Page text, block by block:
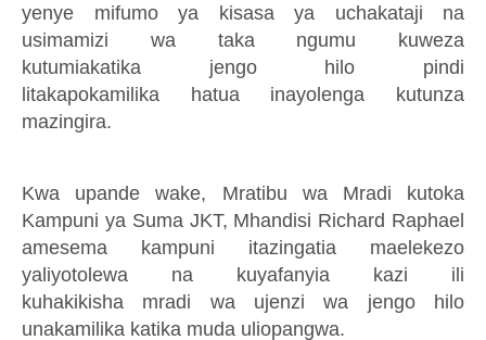
yenye mifumo ya kisasa ya uchakataji na
usimamizi wa taka ngumu kuweza
kutumiakatika jengo hilo pindi
litakapokamilika hatua inayolenga kutunza
mazingira.
Kwa upande wake, Mratibu wa Mradi kutoka
Kampuni ya Suma JKT, Mhandisi Richard Raphael
amesema kampuni itazingatia maelekezo
yaliyotolewa na kuyafanyia kazi ili
kuhakikisha mradi wa ujenzi wa jengo hilo
unakamilika katika muda uliopangwa.